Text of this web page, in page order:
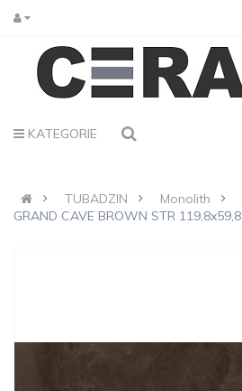
KATEGORIE
TUBADZIN Monolith
GRAND CAVE BROWN STR 119,8x59,8